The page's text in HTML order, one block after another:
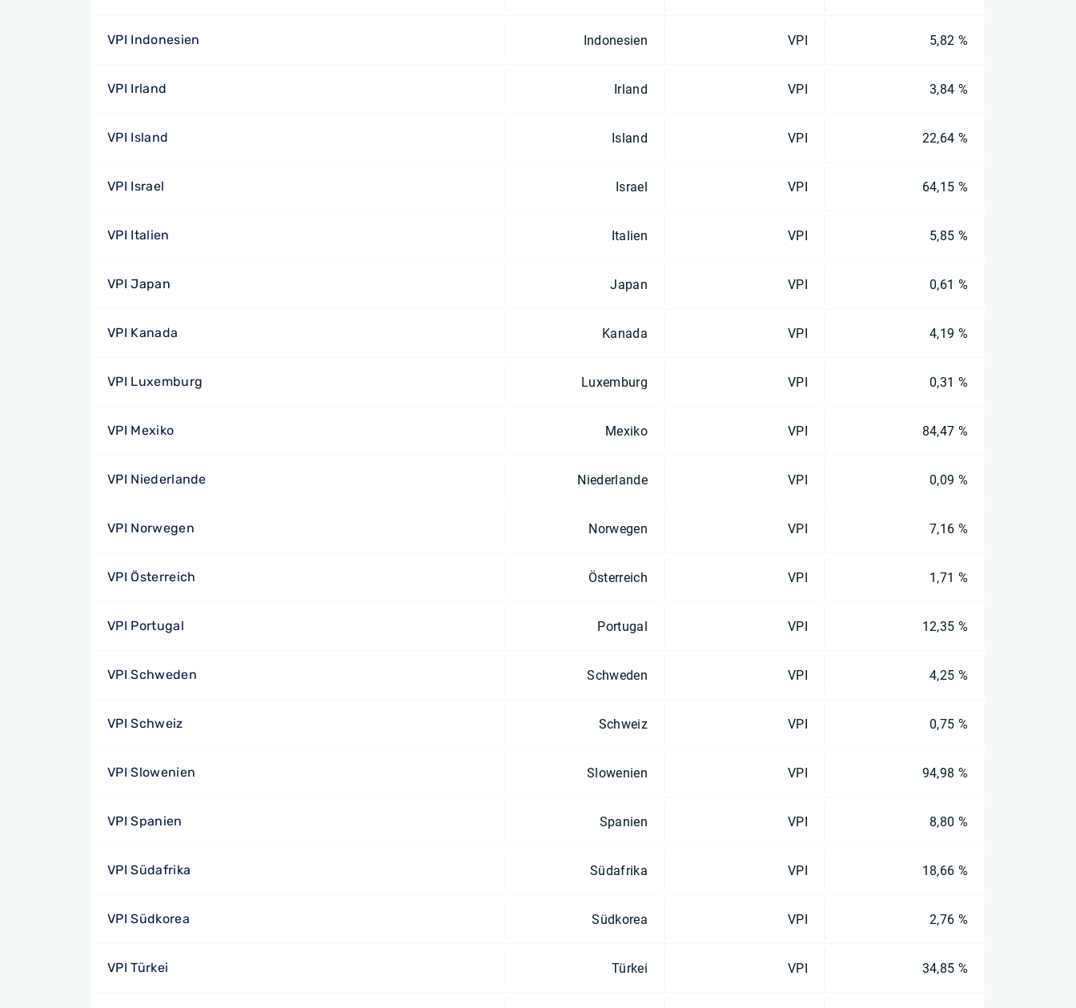
VPI Indonesien Indonesien VPI 5,82 %
VPI Irland Irland VPI 3,84 %
VPI Island Island VPI 22,64 %
VPI Israel Israel VPI 64,15 %
VPI Italien Italien VPI 5,85 %
VPI Japan Japan VPI 0,61 %
VPI Kanada Kanada VPI 4,19 %
VPI Luxemburg Luxemburg VPI 0,31 %
VPI Mexiko Mexiko VPI 84,47 %
VPI Niederlande Niederlande VPI 0,09 %
VPI Norwegen Norwegen VPI 7,16 %
VPI Österreich Österreich VPI 1,71 %
VPI Portugal Portugal VPI 12,35 %
VPI Schweden Schweden VPI 4,25 %
VPI Schweiz Schweiz VPI 0,75 %
VPI Slowenien Slowenien VPI 94,98 %
VPI Spanien Spanien VPI 8,80 %
VPI Südafrika Südafrika VPI 18,66 %
VPI Südkorea Südkorea VPI 2,76 %
VPI Türkei Türkei VPI 34,85 %